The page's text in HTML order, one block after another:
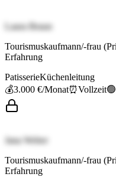
Laura Braun
Tourismuskaufmann/-frau
Erfahrung
PatisserieKüchenleitung
💰3.000 €/Monat⏰Vollzeit🟢
Jana Weber
Tourismuskaufmann/-frau
Erfahrung